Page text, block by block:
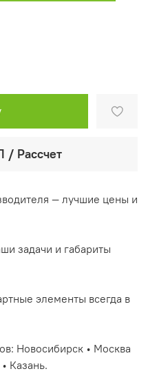
/ Рассчет
— лучшие цены и
задачи и габариты
элементы всегда в
Новосибирск • Москва
Казань.